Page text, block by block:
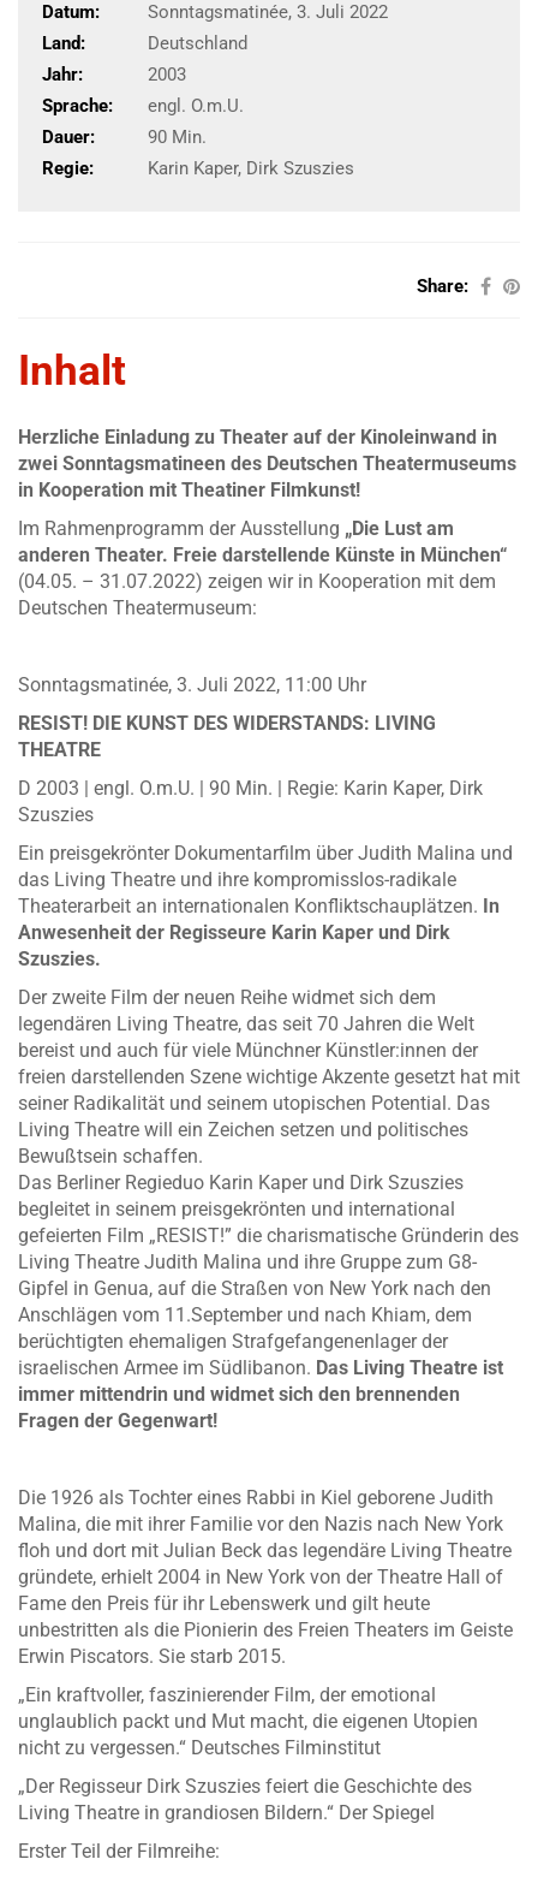
Datum:
Sonntagsmatinée, 3. Juli 2022
Land:
Deutschland
Jahr:
2003
Sprache:
engl. O.m.U.
Dauer:
90 Min.
Regie:
Karin Kaper, Dirk Szuszies
Share:
Inhalt
Herzliche Einladung zu Theater auf der Kinoleinwand in
zwei Sonntagsmatineen des Deutschen Theatermuseums
in Kooperation mit Theatiner Filmkunst!
Im Rahmenprogramm der Ausstellung „Die Lust am
anderen Theater. Freie darstellende Künste in München“
(04.05. – 31.07.2022) zeigen wir in Kooperation mit dem
Deutschen Theatermuseum:
Sonntagsmatinée, 3. Juli 2022, 11:00 Uhr
RESIST! DIE KUNST DES WIDERSTANDS: LIVING
THEATRE
D 2003 | engl. O.m.U. | 90 Min. | Regie: Karin Kaper, Dirk
Szuszies
Ein preisgekrönter Dokumentarfilm über Judith Malina und
das Living Theatre und ihre kompromisslos-radikale
Theaterarbeit an internationalen Konfliktschauplätzen. In
Anwesenheit der Regisseure Karin Kaper und Dirk
Szuszies.
Der zweite Film der neuen Reihe widmet sich dem
legendären Living Theatre, das seit 70 Jahren die Welt
bereist und auch für viele Münchner Künstler:innen der
freien darstellenden Szene wichtige Akzente gesetzt hat mit
seiner Radikalität und seinem utopischen Potential. Das
Living Theatre will ein Zeichen setzen und politisches
Bewußtsein schaffen.
Das Berliner Regieduo Karin Kaper und Dirk Szuszies
begleitet in seinem preisgekrönten und international
gefeierten Film „RESIST!” die charismatische Gründerin des
Living Theatre Judith Malina und ihre Gruppe zum G8-
Gipfel in Genua, auf die Straßen von New York nach den
Anschlägen vom 11.September und nach Khiam, dem
berüchtigten ehemaligen Strafgefangenenlager der
israelischen Armee im Südlibanon. Das Living Theatre ist
immer mittendrin und widmet sich den brennenden
Fragen der Gegenwart!
Die 1926 als Tochter eines Rabbi in Kiel geborene Judith
Malina, die mit ihrer Familie vor den Nazis nach New York
floh und dort mit Julian Beck das legendäre Living Theatre
gründete, erhielt 2004 in New York von der Theatre Hall of
Fame den Preis für ihr Lebenswerk und gilt heute
unbestritten als die Pionierin des Freien Theaters im Geiste
Erwin Piscators. Sie starb 2015.
„Ein kraftvoller, faszinierender Film, der emotional
unglaublich packt und Mut macht, die eigenen Utopien
nicht zu vergessen.“ Deutsches Filminstitut
„Der Regisseur Dirk Szuszies feiert die Geschichte des
Living Theatre in grandiosen Bildern.“ Der Spiegel
Erster Teil der Filmreihe: